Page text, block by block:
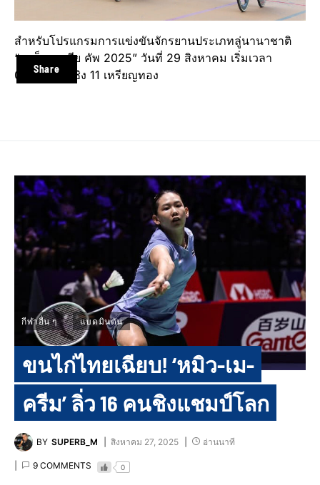
Share
สำหรับโปรแกรมการแข่งขันจักรยานประเภทลู่นานาชาติ
“แทร็ค เอเชีย คัพ 2025” วันที่ 29 สิงหาคม เริ่มเวลา
09.00 น. มีชิง 11 เหรียญทอง
กีฬาอื่น ๆ แบดมินตัน
ขนไก่ไทยเฉียบ! ‘หมิว-เม-
ครีม’ ลิ่ว 16 คนชิงแชมป์โลก
BY SUPERB_M สิงหาคม 27, 2025 อ่านนาที
9 COMMENTS 0